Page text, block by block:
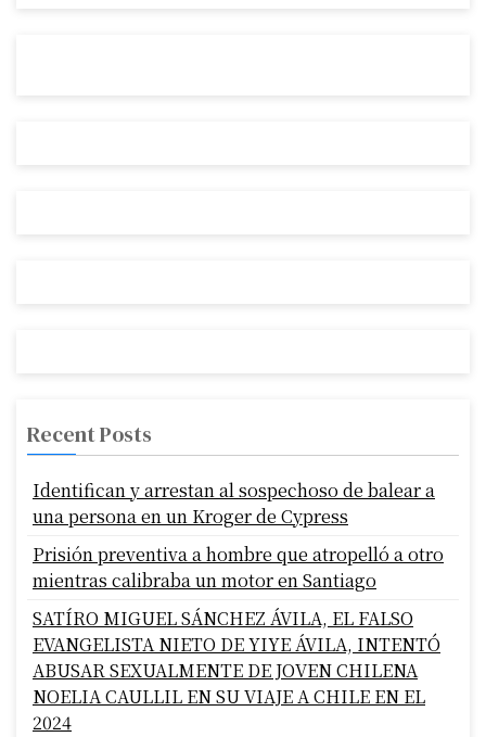
Recent Posts
Identifican y arrestan al sospechoso de balear a
una persona en un Kroger de Cypress
Prisión preventiva a hombre que atropelló a otro
mientras calibraba un motor en Santiago
SATÍRO MIGUEL SÁNCHEZ ÁVILA, EL FALSO
EVANGELISTA NIETO DE YIYE ÁVILA, INTENTÓ
ABUSAR SEXUALMENTE DE JOVEN CHILENA
NOELIA CAULLIL EN SU VIAJE A CHILE EN EL
2024